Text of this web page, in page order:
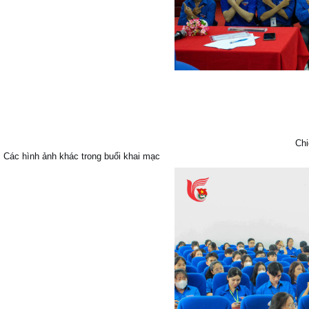
Các hình ảnh khác trong buổi khai mạc